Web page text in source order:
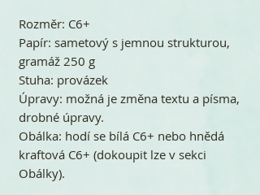
Rozměr: C6+
Papír: sametový s jemnou strukturou,
gramáž 250 g
Stuha: provázek
Úpravy: možná je změna textu a písma,
drobné úpravy.
Obálka: hodí se bílá C6+ nebo hnědá
kraftová C6+ (dokoupit lze v sekci
Obálky).